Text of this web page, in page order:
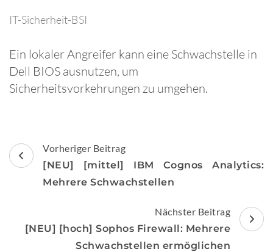
IT-Sicherheit-BSI
Ein lokaler Angreifer kann eine Schwachstelle in
Dell BIOS ausnutzen, um
Sicherheitsvorkehrungen zu umgehen.
Beitragsnavigation
Vorheriger Beitrag
[NEU] [mittel] IBM Cognos Analytics:
Mehrere Schwachstellen
Nächster Beitrag
[NEU] [hoch] Sophos Firewall: Mehrere
Schwachstellen ermöglichen